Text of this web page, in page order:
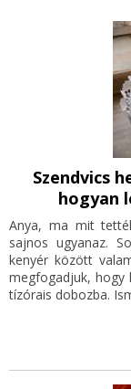
Szendvics
hogyan
Anya, ma mit
sajnos ugyanaz.
kenyér között
megfogadjuk, hogy
tízórais dobozba.